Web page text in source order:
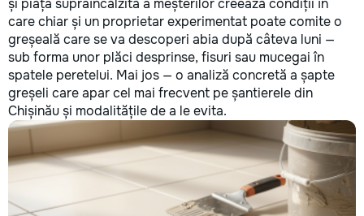
și piața supraîncălzită a meșterilor creează condiții în
care chiar și un proprietar experimentat poate comite o
greșeală care se va descoperi abia după câteva luni —
sub forma unor plăci desprinse, fisuri sau mucegai în
spatele peretelui. Mai jos — o analiză concretă a șapte
greșeli care apar cel mai frecvent pe șantierele din
Chișinău și modalitățile de a le evita.